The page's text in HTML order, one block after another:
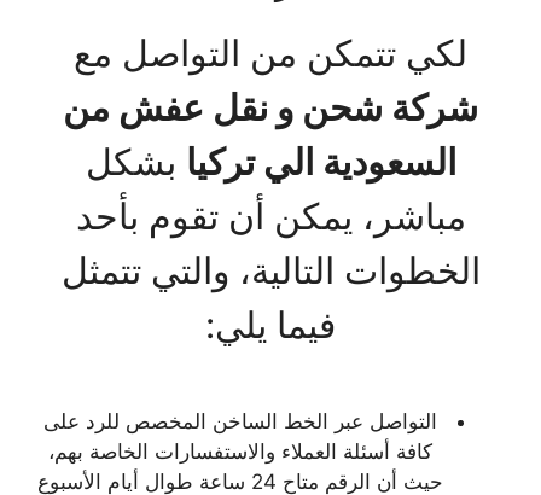
لكي تتمكن من التواصل مع
شركة شحن و نقل عفش من
السعودية الي تركيا بشكل
مباشر، يمكن أن تقوم بأحد
الخطوات التالية، والتي تتمثل
فيما يلي:
التواصل عبر الخط الساخن المخصص للرد على
كافة أسئلة العملاء والاستفسارات الخاصة بهم،
حيث أن الرقم متاح 24 ساعة طوال أيام الأسبوع